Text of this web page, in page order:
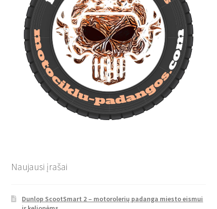
Naujausi įrašai
Dunlop ScootSmart 2 – motorolerių padanga miesto eismui